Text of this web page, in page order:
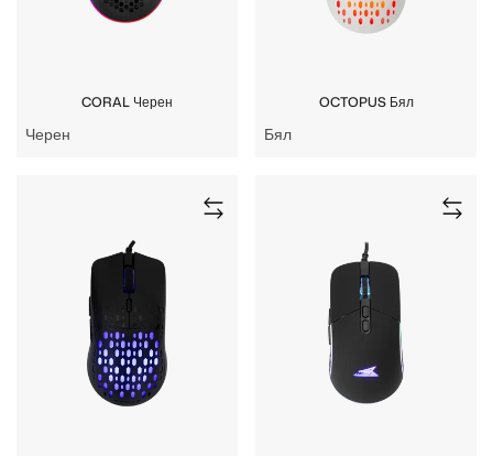
CORAL Черен
Черен
OCTOPUS Бял
Бял